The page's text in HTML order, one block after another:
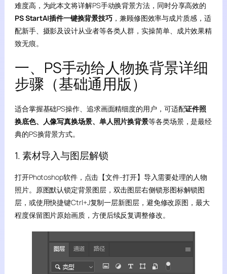
难度高，为此本文将详解PS手动换背景方法，同时分享高效的
PS StartAI插件一键换背景技巧 ，兼顾修图效率与成片质感，适
配新手、摄影及设计从业者等各类人群，实操简单、成片效果精
致无痕。
一、PS手动给人物换背景详细
步骤（基础通用版）
适合掌握基础PS操作、追求画面精细度的用户，可适配证件照
换底色、人像写真换场景、单人照片换背景等各类场景，是最经
典的PS换背景方式。
1. 素材导入与图层解锁
打开Photoshop软件，点击【文件-打开】导入需要处理的人物
照片。原图默认锁定背景图层，双击图层右侧锁形图标解锁图
层，或使用快捷键Ctrl+J复制一层新图层，避免修改原图，最大
程度保留图片原始画质，方便后续反复调整修改。